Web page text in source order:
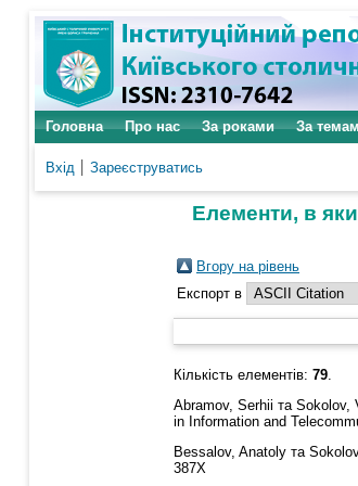
Головна Про нас За роками За
Вхід Зареєструватись
Елементи, в
Вгору на рівень
Експорт в
Кількість елементів: 79.
Abramov, Serhii та Sokolov,
in Information and
Bessalov, Anatoly та
387X